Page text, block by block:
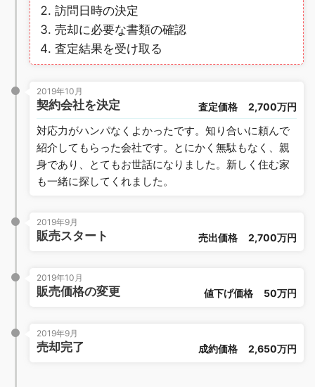
訪問日時の決定
売却に必要な書類の確認
査定結果を受け取る
2019年10月
契約会社を決定 査定価格 2,700万円
対応力がハンパなくよかったです。知り合いに頼んで
紹介してもらった会社です。とにかく無駄もなく、親
身であり、とてもお世話になりました。新しく住む家
も一緒に探してくれました。
2019年9月
販売スタート 売出価格 2,700万円
2019年10月
販売価格の変更 値下げ価格 50万円
2019年9月
売却完了 成約価格 2,650万円